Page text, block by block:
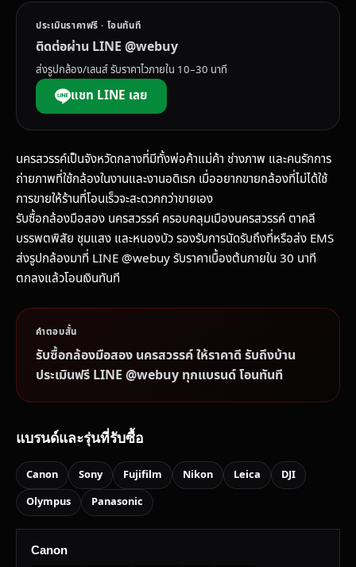
ประเมินราคาฟรี · โอนทันที
ติดต่อผ่าน LINE @webuy
ส่งรูปกล้อง/เลนส์ รับราคาไวภายใน 10–30 นาที
แชท LINE เลย
นครสวรรค์เป็นจังหวัดกลางที่มีทั้งพ่อค้าแม่ค้า ช่างภาพ และคนรักการ
ถ่ายภาพที่ใช้กล้องในงานและงานอดิเรก เมื่ออยากขายกล้องที่ไม่ได้ใช้
การขายให้ร้านที่โอนเร็วจะสะดวกกว่าขายเอง
รับซื้อกล้องมือสอง นครสวรรค์ ครอบคลุมเมืองนครสวรรค์ ตาคลี
บรรพตพิสัย ชุมแสง และหนองบัว รองรับการนัดรับถึงที่หรือส่ง EMS
ส่งรูปกล้องมาที่ LINE @webuy รับราคาเบื้องต้นภายใน 30 นาที
ตกลงแล้วโอนเงินทันที
คำตอบสั้น
รับซื้อกล้องมือสอง นครสวรรค์ ให้ราคาดี รับถึงบ้าน
ประเมินฟรี LINE @webuy ทุกแบรนด์ โอนทันที
แบรนด์และรุ่นที่รับซื้อ
Canon Sony Fujifilm Nikon Leica
DJI
Olympus
Panasonic
Canon